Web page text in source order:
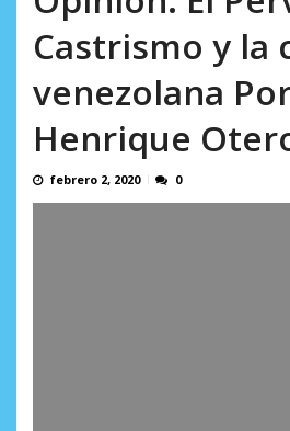
Castrismo y la
venezolana
Henrique
febrero 2, 2020 0